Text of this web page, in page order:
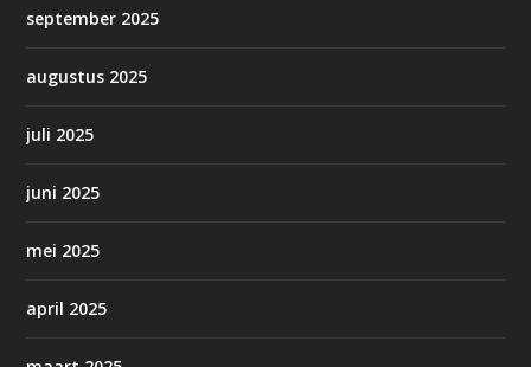
september 2025
augustus 2025
juli 2025
juni 2025
mei 2025
april 2025